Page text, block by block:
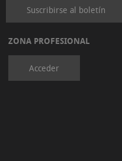
Suscribirse al boletín
ZONA PROFESIONAL
Acceder